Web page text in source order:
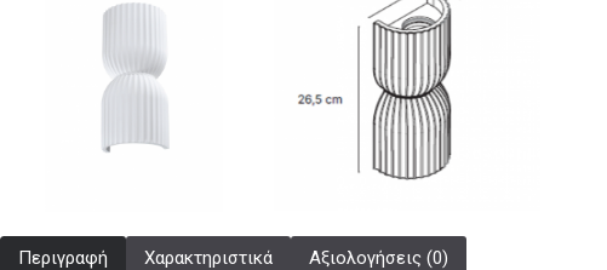
Περιγραφή Χαρακτηριστικά Αξιολογήσεις (0)